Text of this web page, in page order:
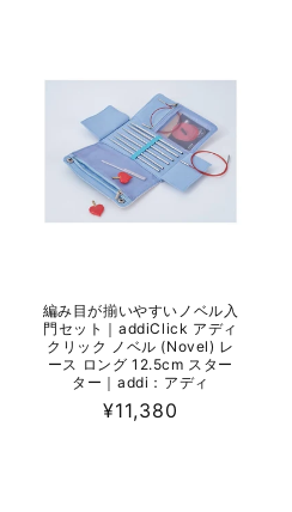
編み目が揃いやすいノベル入
門セット｜addiClick アディ
クリック ノベル (Novel) レ
ース ロング 12.5cm スター
ター｜addi：アディ
通
¥11,380